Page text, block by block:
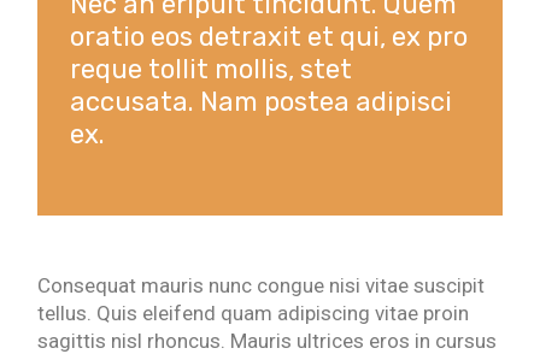
oratio eos detraxit et qui, ex pro
reque tollit mollis, stet
accusata. Nam postea adipisci
ex.
Consequat mauris nunc congue nisi vitae suscipit
tellus. Quis eleifend quam adipiscing vitae proin
sagittis nisl rhoncus. Mauris ultrices eros in cursus